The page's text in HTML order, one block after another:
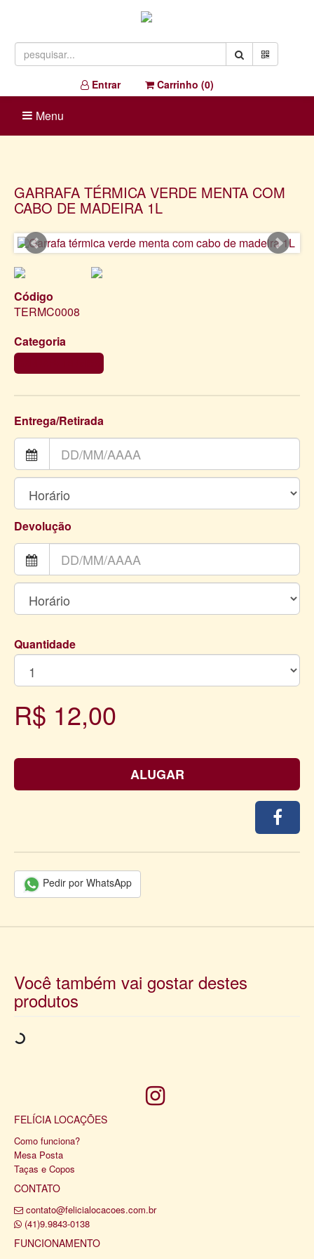
Entrar Carrinho (0)
Menu
GARRAFA TÉRMICA VERDE MENTA COM
CABO DE MADEIRA 1L
Código
TERMC0008
Categoria
Entrega/Retirada
Devolução
Quantidade
R$ 12,00
ALUGAR
Pedir por WhatsApp
Você também vai gostar destes
produtos
FELÍCIA LOCAÇÕES
Como funciona?
Mesa Posta
Taças e Copos
CONTATO
contato@felicialocacoes.com.br
(41)9.9843-0138
FUNCIONAMENTO